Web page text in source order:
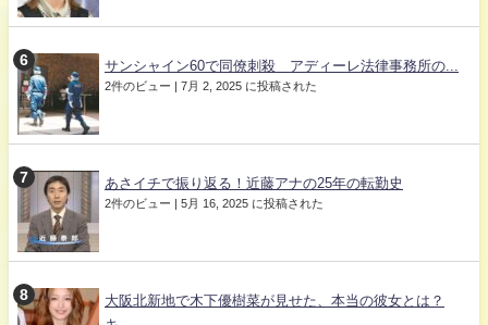
サンシャイン60で同僚刺殺 アディーレ法律事務所の...
2件のビュー | 7月 2, 2025 に投稿された
あさイチで振り返る！近藤アナの25年の転勤史
2件のビュー | 5月 16, 2025 に投稿された
大阪北新地で木下優樹菜が見せた、本当の彼女とは？